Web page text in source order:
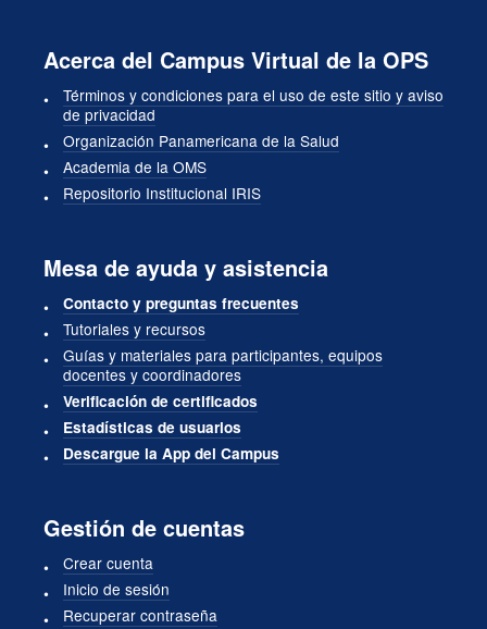
Acerca del Campus Virtual de la OPS
Términos y condiciones para el uso de este sitio y aviso
de privacidad
Organización Panamericana de la Salud
Academia de la OMS
Repositorio Institucional IRIS
Mesa de ayuda y asistencia
Contacto y preguntas frecuentes
Tutoriales y recursos
Guías y materiales para participantes, equipos
docentes y coordinadores
Verificación de certificados
Estadísticas de usuarios
Descargue la App del Campus
Gestión de cuentas
Crear cuenta
Inicio de sesión
Recuperar contraseña